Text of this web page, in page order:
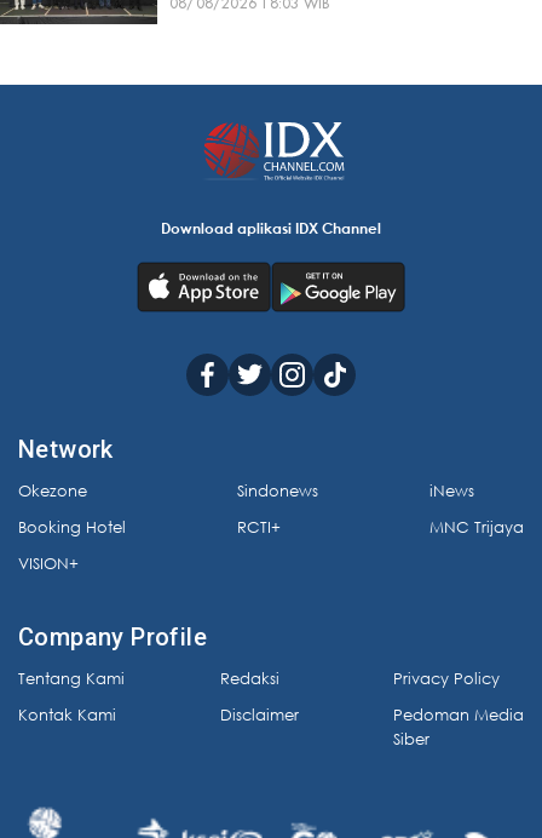
Download aplikasi IDX Channel
Network
Okezone
Booking Hotel
VISION+
Sindonews
RCTI+
iNews
MNC Trijaya
Company Profile
Tentang Kami
Kontak Kami
Redaksi
Disclaimer
Privacy Policy
Pedoman Media
Siber